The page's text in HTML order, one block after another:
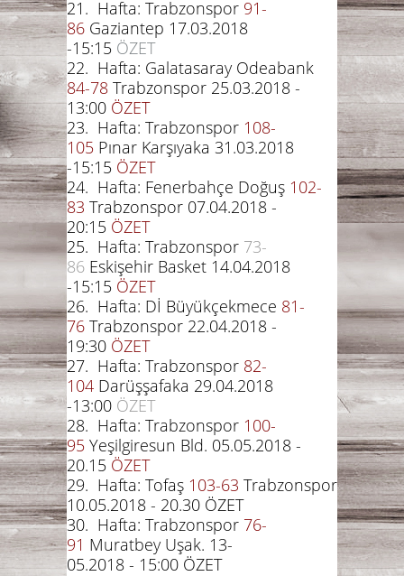
21. Hafta: Trabzonspor 91-
86 Gaziantep 17.03.2018
-15:15 ÖZET
22. Hafta: Galatasaray Odeabank
84-78 Trabzonspor 25.03.2018 -
13:00 ÖZET
23. Hafta: Trabzonspor 1 08-
105 Pınar Karşıyaka 31.03.2018
-15:15 ÖZET
24. Hafta: Fenerbahçe Doğuş 1 02-
83 Trabzonspor 07.04.2018 -
20:15 ÖZET
25. Hafta: Trabzonspor 73-
86 Eskişehir Basket 14.04.2018
-15:15 ÖZET
26. Hafta: Dİ Büyükçekmece 81-
76 Trabzonspor 22.04.2018 -
19:30 ÖZET
27. Hafta: Trabzonspor 82-
104 Darüşşafaka 29.04.2018
-13:00 ÖZET
28. Hafta: Trabzonspor 1 00-
95 Yeşilgiresun Bld. 05.05.2018 -
20.15 ÖZET
29. Hafta: Tofaş 103-63 Trabzonspor
10.05.2018 - 20.30 ÖZET
30. Hafta: Trabzonspor 76-
91 Muratbey Uşak. 13-
05.2018 - 15:00 ÖZET